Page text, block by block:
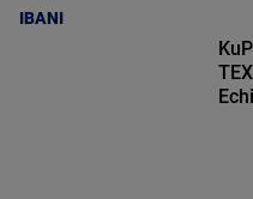
IBANI